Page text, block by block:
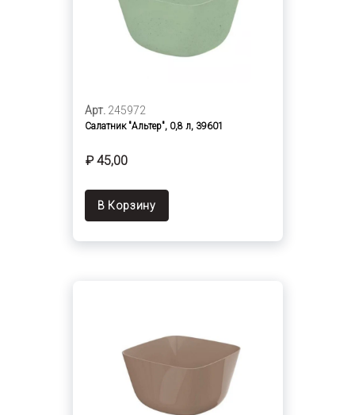
Арт. 245972
Салатник "Альтер", 0,8 л, 39601
₽ 45,00
В Корзину